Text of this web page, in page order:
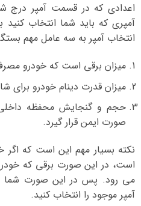
اعدادی که در قسمت آمپر درج
آمپری که باید شما انتخاب کنید
انتخاب آمپر به سه عامل مهم
میزان برقی است که خودرو
میزان قدرت دینام خودرو برای
حجم و گنجایش محفظه داخلی
صورت ایمن قرار گیرد.
نکته بسیار مهم این است که اگر
است، در این صورت برقی که
می رود. پس در این صورت شما
آمپر موجود را انتخاب کنید.